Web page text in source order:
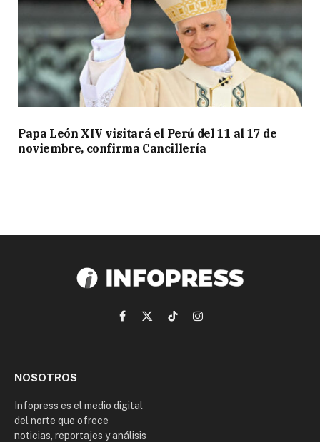
Papa León XIV visitará el Perú del 11 al 17 de
noviembre, confirma Cancillería
Facebook
X
TikTokInstagram
NOSOTROS
Infopress es el medio digital
del norte que ofrece
noticias, reportajes y análisis